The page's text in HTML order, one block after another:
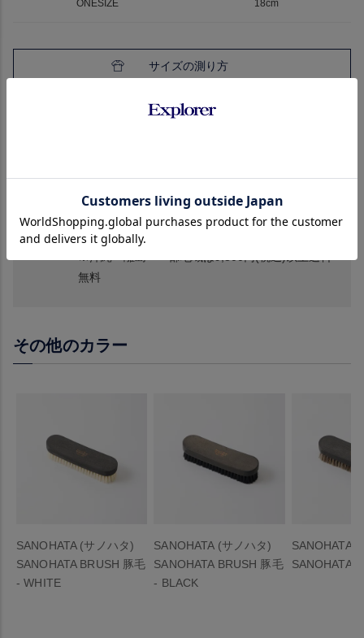
ONESIZE 18cm
サイズの測り方
商品の個体差などによって多少の誤差の可能性はございます。
通常1〜3日以内
送料
お買い上げ合計3,980円(税込)以上で無料。
3,980円(税込)未満は全国一律660円(税込)
※沖縄・離島・一部地域は9,800円(税込)以上送料
無料
その他のカラー
SANOHATA (サノハタ)
SANOHATA BRUSH 豚毛
- WHITE
SANOHATA (サノハタ)
SANOHATA BRUSH 豚毛
- BLACK
SANOHATA (
SANOHATA